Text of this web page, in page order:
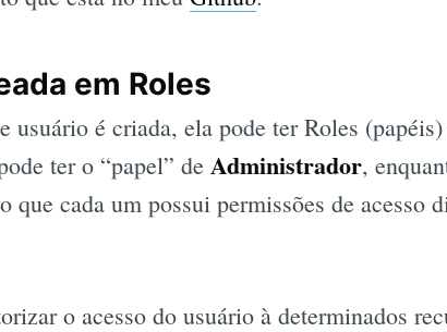
em Roles
usuário é criada, ela pode ter Roles
ter o “papel” de Administrador,
que cada um possui permissões de acesso
o acesso do usuário à determinados